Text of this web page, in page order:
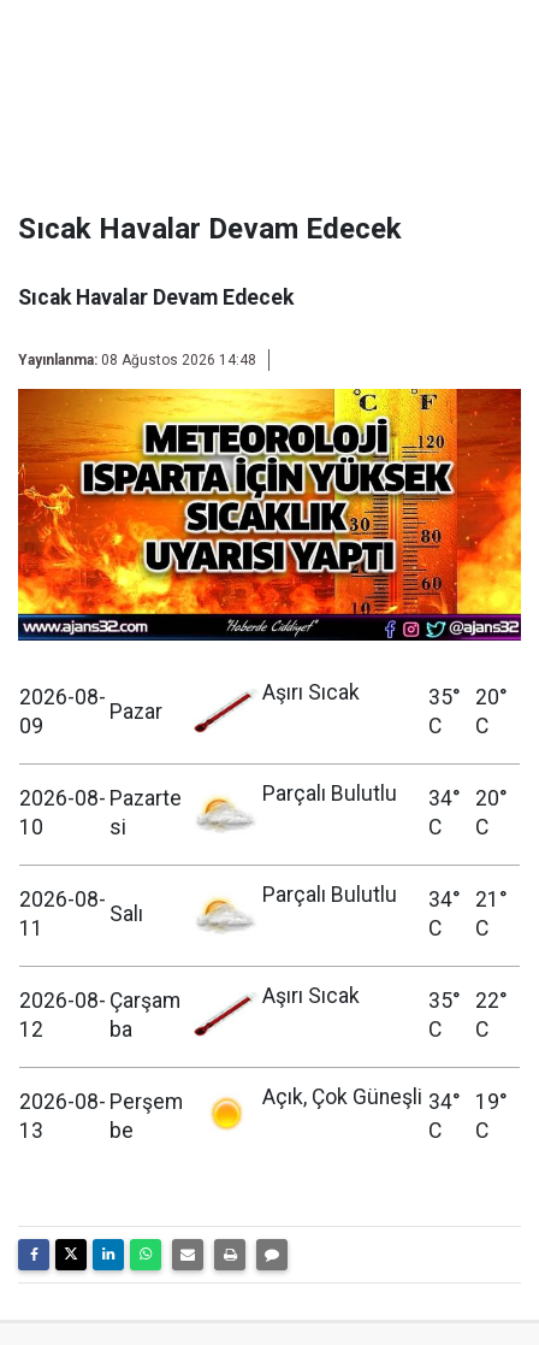
Sıcak Havalar Devam Edecek
Sıcak Havalar Devam Edecek
Yayınlanma: 08 Ağustos 2026 14:48
2026-08-
09
Pazar
Aşırı Sıcak
35°
C
20°
C
2026-08-
10
Pazarte
si
Parçalı Bulutlu
34°
C
20°
C
2026-08-
11
Salı
Parçalı Bulutlu
34°
C
21°
C
2026-08-
12
Çarşam
ba
Aşırı Sıcak
35°
C
22°
C
2026-08-
13
Perşem
be
Açık, Çok Güneşli 34°
C
19°
C